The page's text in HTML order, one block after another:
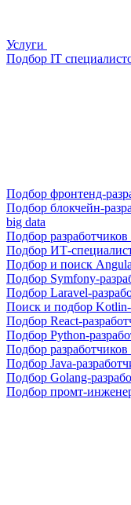
Услуги
Подбор IT
Подбор фронтенд-
Подбор блокчейн-
big data
Подбор
Подбор ИТ-
Подбор и поиск
Подбор Symfony-
Подбор Laravel-
Поиск и подбор Kotlin-
Подбор React-
Подбор Python-
Подбор разработчиков
Подбор Java-
Подбор Golang-
Подбор промт-